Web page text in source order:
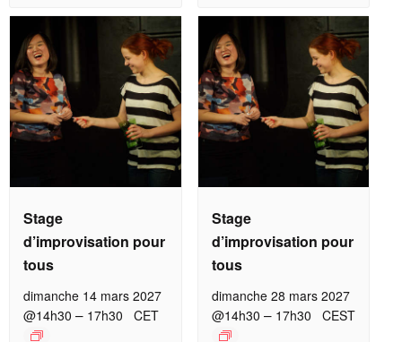
Stage
d’improvisation pour
tous
dimanche 14 mars 2027
@14h30 – 17h30 CET
Stage
d’improvisation pour
tous
dimanche 28 mars 2027
@14h30 – 17h30 CEST